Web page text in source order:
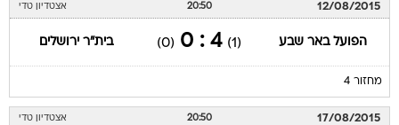
12/08/2015
20:50 אצטדיון טדי
הפועל באר שבע (1)
4 : 0
(0) בית"ר ירושלים
מחזור 4
17/08/2015
20:50 אצטדיון טדי